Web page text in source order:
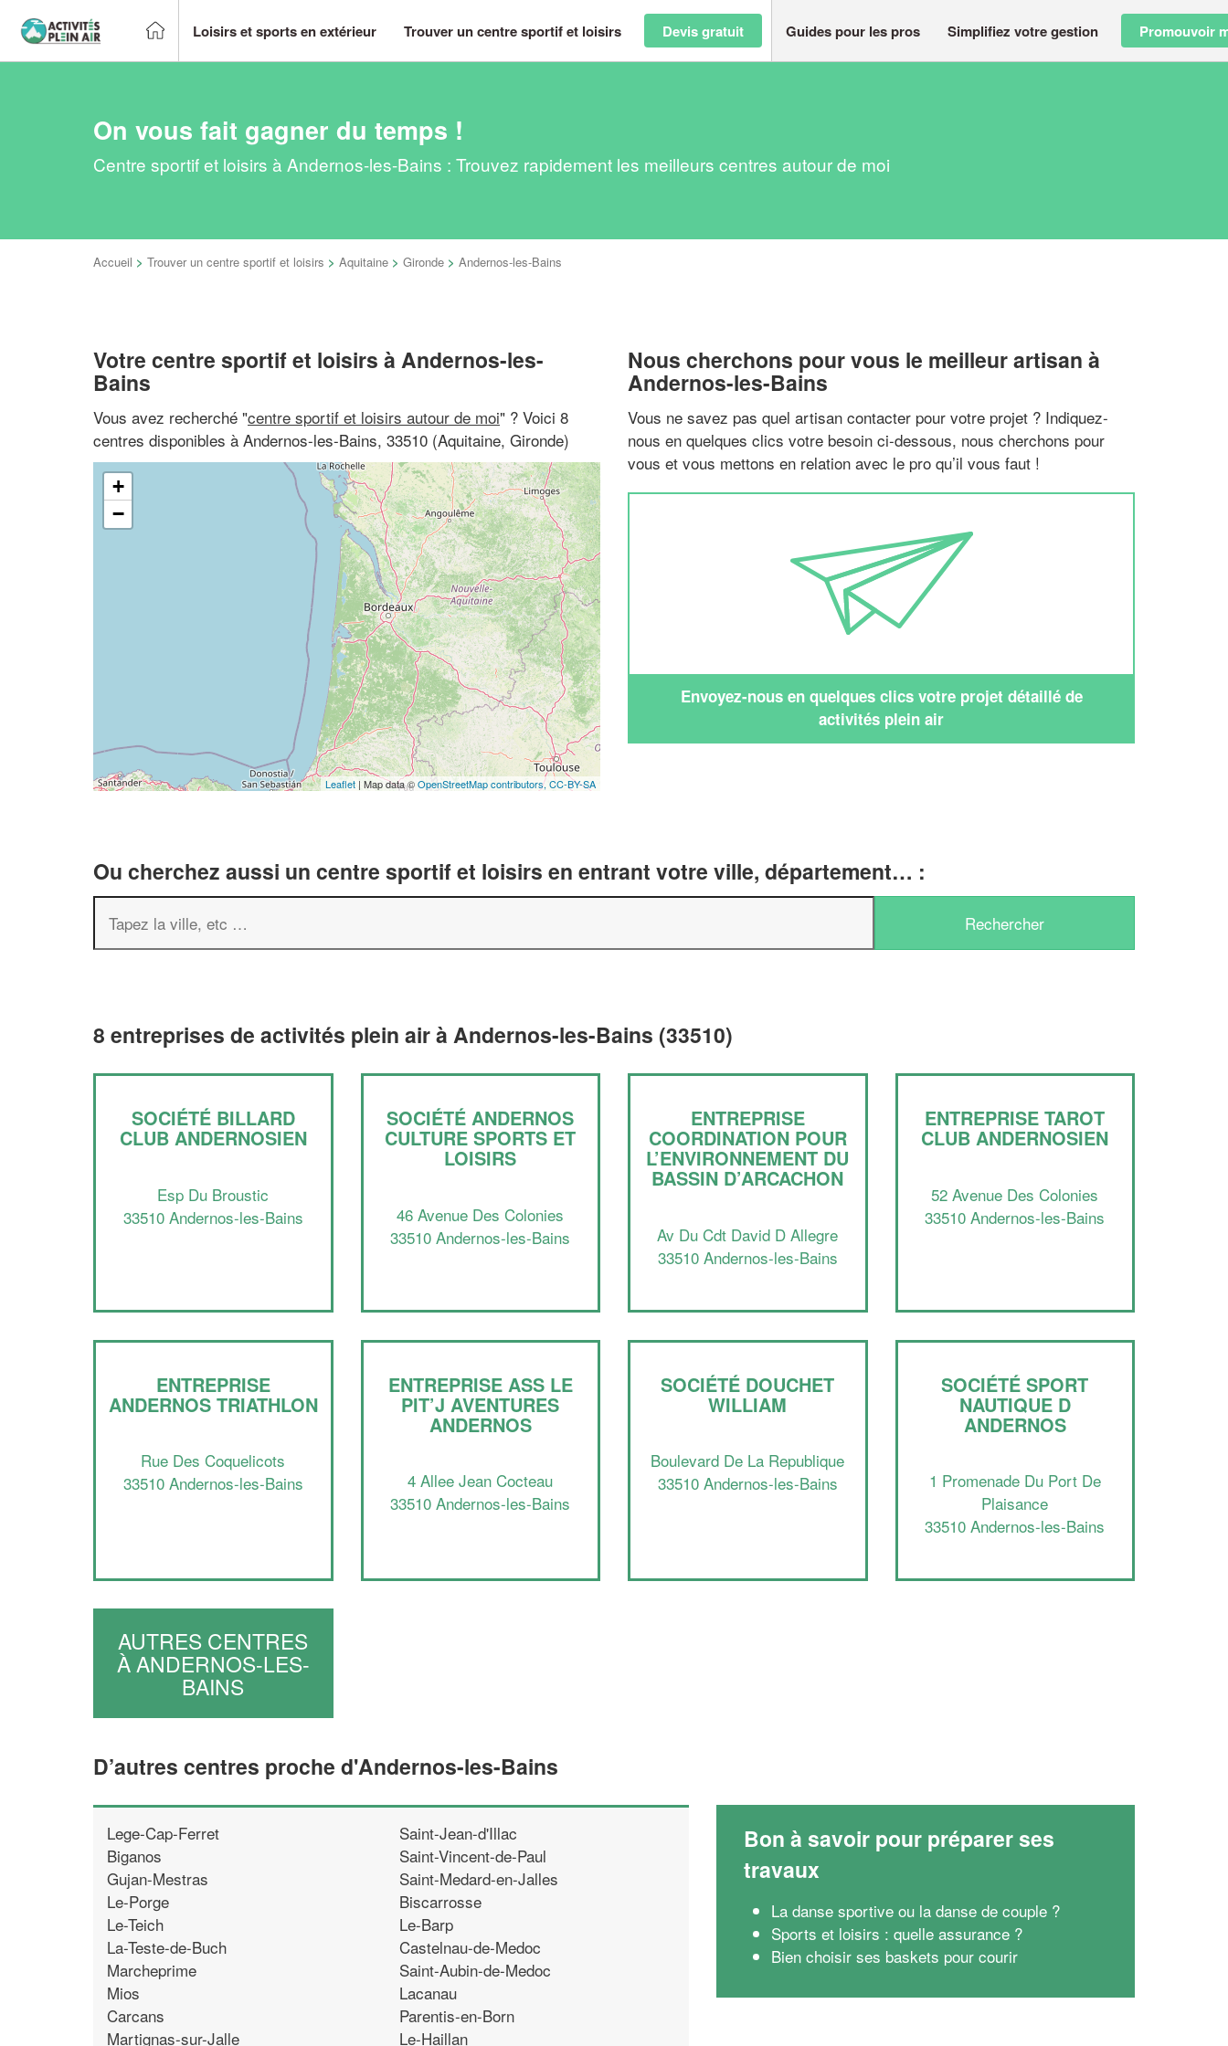
Loisirs et sports en extérieur Trouver un centre sportif et loisirs Devis gratuit Guides pour les pros Simplifiez votre gestion Promouvoir
On vous fait gagner du temps !
Centre sportif et loisirs à Andernos-les-Bains : Trouvez rapidement les meilleurs centres autour de moi
Accueil > Trouver un centre sportif et loisirs > Aquitaine > Gironde > Andernos-les-Bains
Votre centre sportif et loisirs à Andernos-les-
Bains
Vous avez recherché "centre sportif et loisirs autour de moi" ? Voici 8
centres disponibles à Andernos-les-Bains, 33510 (Aquitaine, Gironde)
+
−
Leaflet | Map data ©OpenStreetMap contributors,CC-BY-SA
Nous cherchons pour vous le meilleur artisan à
Andernos-les-Bains
Vous ne savez pas quel artisan contacter pour votre projet ? Indiquez-
nous en quelques clics votre besoin ci-dessous, nous cherchons pour
vous et vous mettons en relation avec le pro qu’il vous faut !
Envoyez-nous en quelques clics votre projet détaillé de
activités plein air
Ou cherchez aussi un centre sportif et loisirs en entrant votre ville, département… :
8 entreprises de activités plein air à Andernos-les-Bains (33510)
SOCIÉTÉ BILLARD
CLUB ANDERNOSIEN
Esp Du Broustic
33510 Andernos-les-Bains
SOCIÉTÉ ANDERNOS
CULTURE SPORTS ET
LOISIRS
46 Avenue Des Colonies
33510 Andernos-les-Bains
ENTREPRISE
COORDINATION POUR
L’ENVIRONNEMENT DU
BASSIN D’ARCACHON
Av Du Cdt David D Allegre
33510 Andernos-les-Bains
ENTREPRISE TAROT
CLUB ANDERNOSIEN
52 Avenue Des Colonies
33510 Andernos-les-Bains
ENTREPRISE
ANDERNOS TRIATHLON
Rue Des Coquelicots
33510 Andernos-les-Bains
ENTREPRISE ASS LE
PIT’J AVENTURES
ANDERNOS
4 Allee Jean Cocteau
33510 Andernos-les-Bains
SOCIÉTÉ DOUCHET
WILLIAM
Boulevard De La Republique
33510 Andernos-les-Bains
SOCIÉTÉ SPORT
NAUTIQUE D
ANDERNOS
1 Promenade Du Port De
Plaisance
33510 Andernos-les-Bains
AUTRES CENTRES
À ANDERNOS-LES-
BAINS
D’autres centres proche d'Andernos-les-Bains
Lege-Cap-Ferret
Biganos
Gujan-Mestras
Le-Porge
Le-Teich
La-Teste-de-Buch
Marcheprime
Mios
Carcans
Martignas-sur-Jalle
Saint-Jean-d'Illac
Saint-Vincent-de-Paul
Saint-Medard-en-Jalles
Biscarrosse
Le-Barp
Castelnau-de-Medoc
Saint-Aubin-de-Medoc
Lacanau
Parentis-en-Born
Le-Haillan
Bon à savoir pour préparer ses
travaux
La danse sportive ou la danse de couple ?
Sports et loisirs : quelle assurance ?
Bien choisir ses baskets pour courir
✕
Vous êtes un
professionnel ?
Augmentez votrechiffre d'affaires
vosmargestout en gagnant de